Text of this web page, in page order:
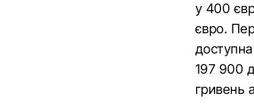
у 400
євро.
197 900
гривень